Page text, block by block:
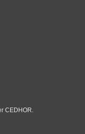
CEDHOR.